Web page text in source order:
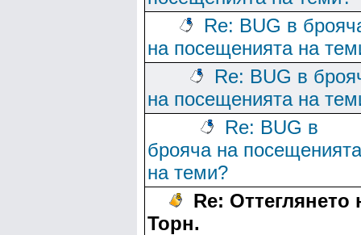
Re: BUG в
на посещенията на
Re: BUG в
на посещенията на
Re: BUG в
брояча на посещенията
на теми?
Re: Оттеглянето
Торн.